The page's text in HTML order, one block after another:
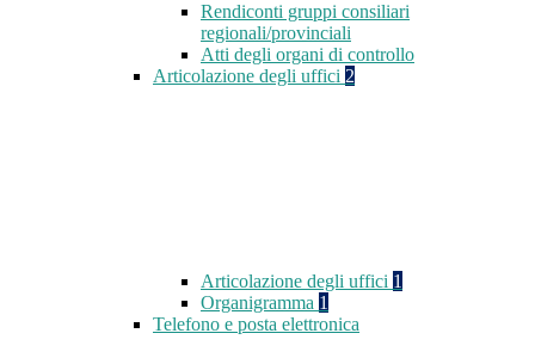
Rendiconti gruppi consiliari
regionali/provinciali
Atti degli organi di controllo
Articolazione degli uffici 2
Articolazione degli uffici 1
Organigramma 1
Telefono e posta elettronica